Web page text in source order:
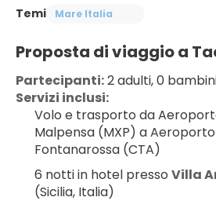
Temi
Mare Italia
Proposta di viaggio a
Partecipanti: 2 adulti, 0
Servizi inclusi:
Volo e trasporto da
Malpensa (MXP) a
Fontanarossa (CTA)
6 notti in hotel presso Villa
(Sicilia, Italia)